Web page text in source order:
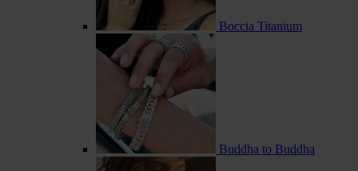
Boccia Titanium
Buddha to Buddha